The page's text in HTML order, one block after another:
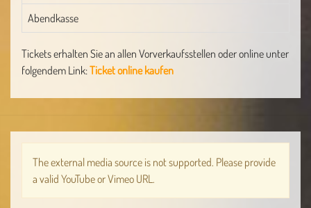
Abendkasse
Tickets erhalten Sie an allen Vorverkaufsstellen oder online unter
folgendem Link:Ticket online kaufen
The external media source is not supported. Please provide
a valid YouTube or Vimeo URL.